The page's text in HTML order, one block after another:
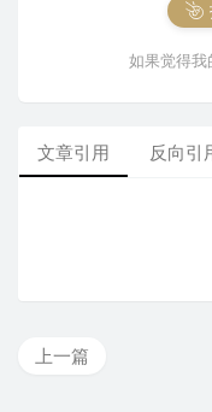
如果觉得
文章引用 反向引
上一篇